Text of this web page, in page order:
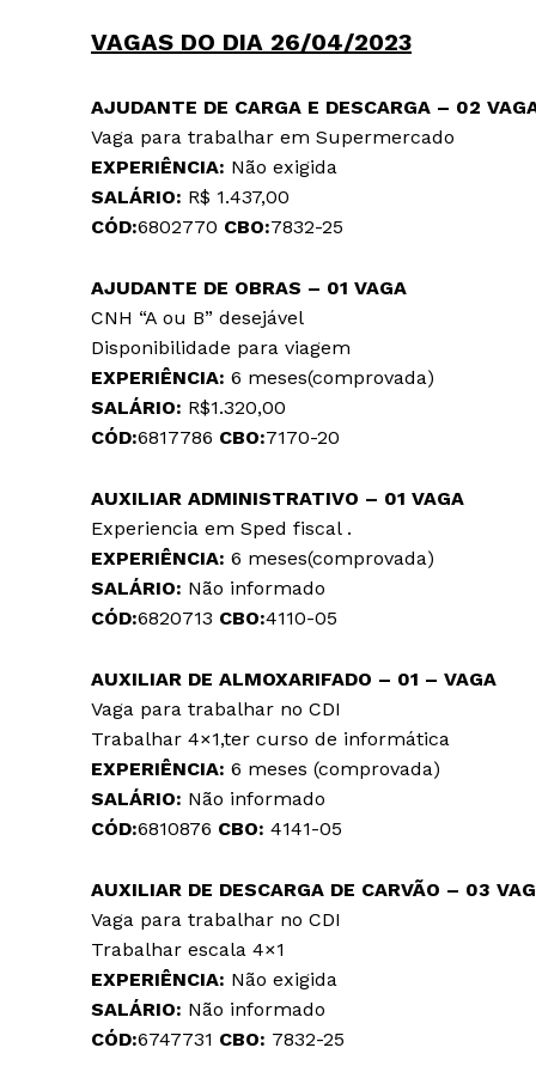
VAGAS DO DIA 26/04/2023
AJUDANTE DE CARGA E DESCARGA – 02
Vaga para trabalhar em Supermercado
EXPERIÊNCIA: Não exigida
SALÁRIO: R$ 1.437,00
CÓD:6802770 CBO:7832-25
AJUDANTE DE OBRAS – 01 VAGA
CNH “A ou B” desejável
Disponibilidade para viagem
EXPERIÊNCIA: 6 meses(comprovada)
SALÁRIO: R$1.320,00
CÓD:6817786 CBO:7170-20
AUXILIAR ADMINISTRATIVO – 01 VAGA
Experiencia em Sped fiscal .
EXPERIÊNCIA: 6 meses(comprovada)
SALÁRIO: Não informado
CÓD:6820713 CBO:4110-05
AUXILIAR DE ALMOXARIFADO – 01 – VAGA
Vaga para trabalhar no CDI
Trabalhar 4×1,ter curso de informática
EXPERIÊNCIA: 6 meses (comprovada)
SALÁRIO: Não informado
CÓD:6810876 CBO: 4141-05
AUXILIAR DE DESCARGA DE CARVÃO – 03
Vaga para trabalhar no CDI
Trabalhar escala 4×1
EXPERIÊNCIA: Não exigida
SALÁRIO: Não informado
CÓD:6747731 CBO: 7832-25